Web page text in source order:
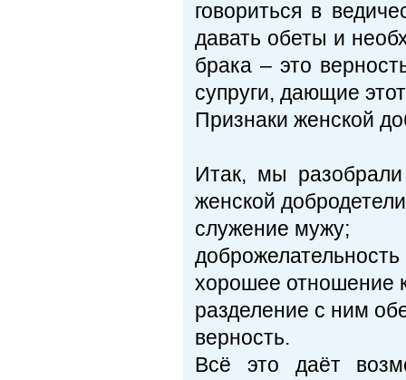
говориться в
давать обеты и
брака – это
супруги, дающие
Признаки женской
Итак, мы
женской
служение мужу;
хорошее отношение
разделение с ним
верность.
Всё это даёт